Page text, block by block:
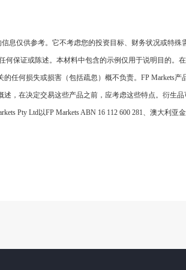
息仅供参考。它不考虑您的投资目标、财务状况或特
何保证或陈述。本材料中包含的示例仅用于说明目的。
任何损失或损害（包括疏忽）概不负责。FP Markets产
述，在决定交易这些产品之前，应考虑这些特点。衍生
Pty Ltd以FP Markets ABN 16 112 600 281、澳大利